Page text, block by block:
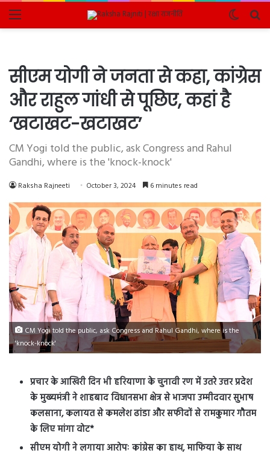
Menu
Switch
skin
सीएम योगी ने जनता से कहा, कांग्रेस
और राहुल गांधी से पूछिए, कहां है
‘खटाखट-खटाखट’
CM Yogi told the public, ask Congress and Rahul
Gandhi, where is the 'knock-knock'
Raksha Rajneeti October 3, 2024 6 minutes read
CM Yogi told the public, ask Congress and Rahul Gandhi, where is the
'knock-knock'
प्रचार के आखिरी दिन भी हरियाणा के चुनावी रण में उतरे उत्तर प्रदेश
के मुख्यमंत्री ने शाहबाद विधानसभा क्षेत्र से भाजपा उम्मीदवार सुभाष
कलसाना, कलायत से कमलेश ढांडा और सफीदों से रामकुमार गौतम
के लिए मांगा वोट*
सीएम योगी ने लगाया आरोपः कांग्रेस का हाथ, माफिया के साथ